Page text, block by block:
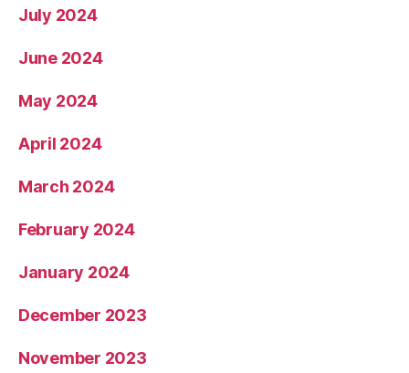
July 2024
June 2024
May 2024
April 2024
March 2024
February 2024
January 2024
December 2023
November 2023